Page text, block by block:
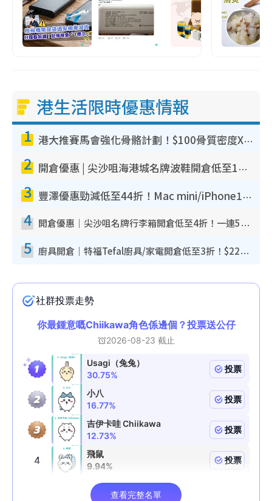
港生活限時優惠情報
1 港大推賽馬會強化骨骼計劃！$100骨質密度X光檢查 完成免費運動訓練送超市禮券！附參加資格
2 開倉優惠 | 尖沙咀海港城名牌波鞋開倉低至1折！On鞋$899起／Joy&Peace鞋履$98起
3 豐澤優惠勁減低至44折！Mac mini/iPhone17Pro大減價！廚房家電$220起
4 開倉優惠｜尖沙咀名牌行李箱開倉低至4折！一連5日 American Tourister/ace./Hallmark $200起！
5 廚具開倉｜特福Tefal廚具/家電開倉低至3折！$220起買平底鍋/炒鑊/湯煲！電飯煲/吸塵機/燙斗$418起